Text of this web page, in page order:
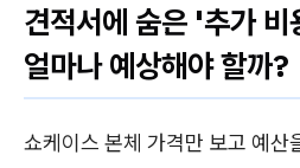
견적서에 숨은 '추가
얼마나 예상해야 할까?
쇼케이스 본체 가격만 보고 예산